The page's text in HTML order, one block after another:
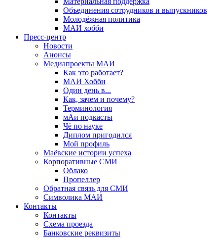
Объединения сотрудников и выпускников
Молодёжная политика
МАИ хобби
Пресс-центр
Новости
Анонсы
Медиапроекты МАИ
Как это работает?
МАИ Хобби
Один день в...
Как, зачем и почему?
Терминология
мАи подкасты
Чё по науке
Диплом пригодился
Мой профиль
Маёвские истории успеха
Корпоративные СМИ
Облако
Пропеллер
Обратная связь для СМИ
Символика МАИ
Контакты
Контакты
Схема проезда
Банковские реквизиты